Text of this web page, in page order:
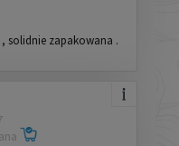
solidnie zapakowana .